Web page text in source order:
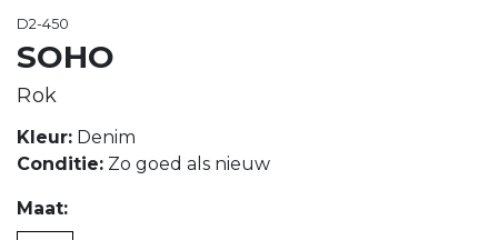
D2-450
SOHO
Rok
Kleur: Denim
Conditie: Zo goed als nieuw
Maat: